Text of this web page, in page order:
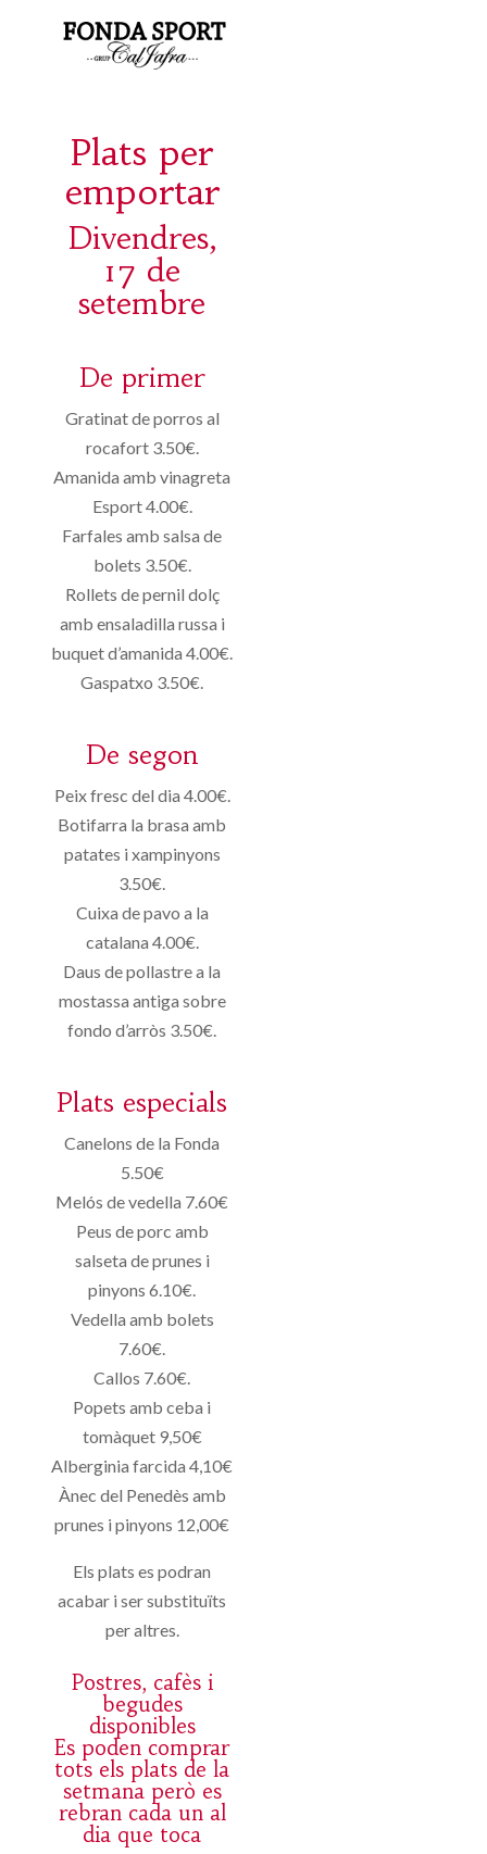
Plats per
emportar
Divendres,
17 de
setembre
De primer
Gratinat de porros al
rocafort 3.50€.
Amanida amb vinagreta
Esport 4.00€.
Farfales amb salsa de
bolets 3.50€.
Rollets de pernil dolç
amb ensaladilla russa i
buquet d’amanida 4.00€.
Gaspatxo 3.50€.
De segon
Peix fresc del dia 4.00€.
Botifarra la brasa amb
patates i xampinyons
3.50€.
Cuixa de pavo a la
catalana 4.00€.
Daus de pollastre a la
mostassa antiga sobre
fondo d’arròs 3.50€.
Plats especials
Canelons de la Fonda
5.50€
Melós de vedella 7.60€
Peus de porc amb
salseta de prunes i
pinyons 6.10€.
Vedella amb bolets
7.60€.
Callos 7.60€.
Popets amb ceba i
tomàquet 9,50€
Alberginia farcida 4,10€
Ànec del Penedès amb
prunes i pinyons 12,00€
Els plats es podran
acabar i ser substituïts
per altres.
Postres, cafès i
begudes
disponibles
Es poden comprar
tots els plats de la
setmana però es
rebran cada un al
dia que toca